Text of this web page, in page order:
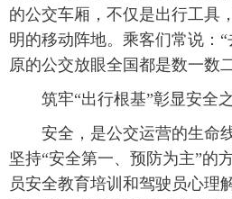
的公交车厢，不仅是出行工具
明的移动阵地。乘客们常说：
原的公交放眼全国都是数一数
筑牢“出行根基”彰显安全
安全，是公交运营的生命
坚持“安全第一、预防为主”的
员安全教育培训和驾驶员心理